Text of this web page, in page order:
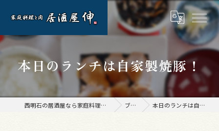
本日のランチは自家製焼豚！
西明石の居酒屋なら家庭料理と肉 居酒屋 伸 ブログ 本日のランチは自家製焼豚！